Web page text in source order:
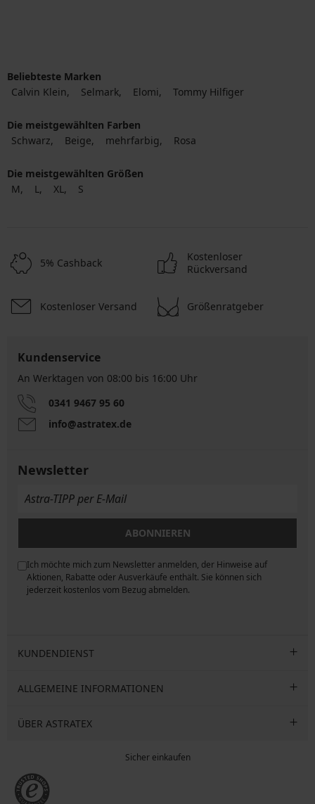
Beliebteste Marken
Calvin Klein
Selmark Elomi Tommy Hilfiger
Die meistgewählten Farben
Schwarz
Beige mehrfarbig Rosa
Die meistgewählten Größen
M
L XL S
5% Cashback
Kostenloser
Rückversand
Kostenloser Versand Größenratgeber
Kundenservice
An Werktagen von 08:00 bis 16:00 Uhr
0341 9467 95 60
info@astratex.de
Newsletter
ABONNIEREN
Ich möchte mich zum Newsletter anmelden, der Hinweise auf
Aktionen, Rabatte oder Ausverkäufe enthält. Sie können sich
jederzeit kostenlos vom Bezug abmelden.
KUNDENDIENST
ALLGEMEINE INFORMATIONEN
ÜBER ASTRATEX
Sicher einkaufen